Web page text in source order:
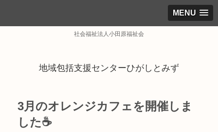
MENU
社会福祉法人小田原福祉会
地域包括支援センターひがしとみず
3月のオレンジカフェを開催しま
した☕